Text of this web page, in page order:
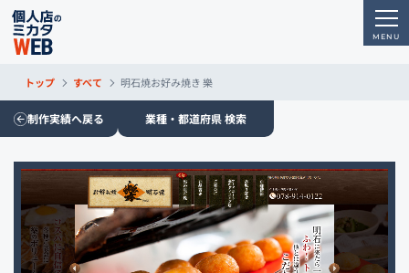
トップ すべて 明石焼お好み焼き 樂
制作実績へ戻る 業種・都道府県 検索